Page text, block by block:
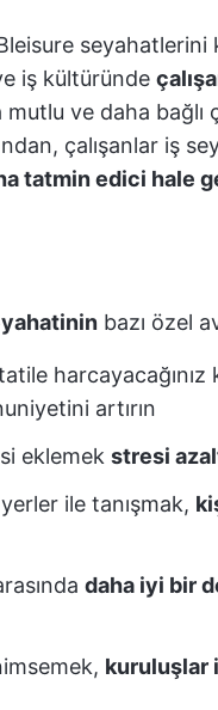
seyahatlerini
iş kültüründe
ve daha bağlı
çalışanlar iş
tatmin edici hale
bazı özel
artırın
eklemek stresi
ile tanışmak,
daha iyi bir
kuruluşlar